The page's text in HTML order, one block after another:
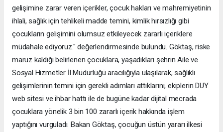
gelişimine zarar veren içerikler, çocuk hakları ve mahremiyetinin
ihlali, sağlık için tehlikeli madde temini, kimlik hırsızlığı gibi
çocukların gelişimini olumsuz etkileyecek zararlı içeriklere
müdahale ediyoruz." değerlendirmesinde bulundu. Göktaş, riske
maruz kaldığı belirlenen çocuklara, yaşadıkları şehrin Aile ve
Sosyal Hizmetler İl Müdürlüğü aracılığıyla ulaşılarak, sağlıklı
gelişimlerinin temini için gerekli adımları attıklarını, ekiplerin DUY
web sitesi ve ihbar hattı ile de bugüne kadar dijital mecrada
çocuklara yönelik 3 bin 100 zararlı içerik hakkında işlem
yaptığını vurguladı. Bakan Göktaş, çocuğun üstün yararı ilkesi